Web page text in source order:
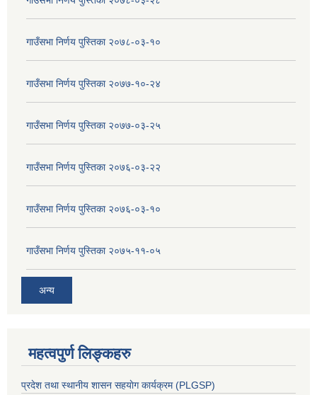
गाउँसभा निर्णय पुस्तिका २०७८-०३-१०
गाउँसभा निर्णय पुस्तिका २०७७-१०-२४
गाउँसभा निर्णय पुस्तिका २०७७-०३-२५
गाउँसभा निर्णय पुस्तिका २०७६-०३-२२
गाउँसभा निर्णय पुस्तिका २०७६-०३-१०
गाउँसभा निर्णय पुस्तिका २०७५-११-०५
अन्य
महत्वपुर्ण लिङ्कहरु
प्रदेश तथा स्थानीय शासन सहयाेग कार्यक्रम (PLGSP)